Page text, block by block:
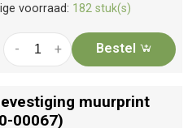
voorraad: 182 stuk(s)
+
- Bestel
muurprint
00067)